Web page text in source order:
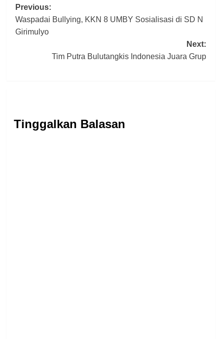
Post
navigation
Previous:
Waspadai Bullying, KKN 8 UMBY Sosialisasi di SD N
Girimulyo
Next:
Tim Putra Bulutangkis Indonesia Juara Grup
Tinggalkan Balasan